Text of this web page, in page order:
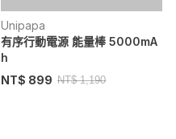
Unipapa
有序行動電源 能量棒 5000mA
h
NT$ 899 NT$ 1,190